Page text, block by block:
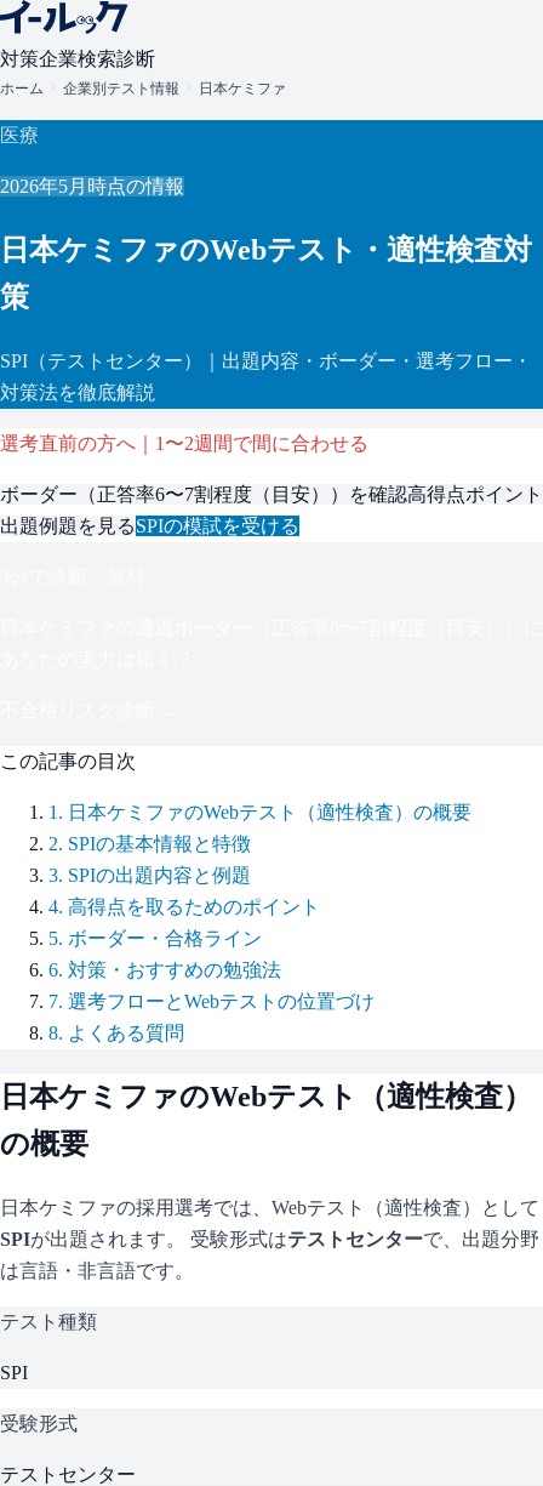
対策企業検索診断
ホーム 企業別テスト情報 日本ケミファ
医療
2026年5月 時点の情報
日本ケミファのWebテスト・適性検査対
策
SPI （テストセンター）
｜出題内容・ボーダー・選考フロー・
対策法を徹底解説
選考直前の方へ｜1〜2週間で間に合わせる
ボーダー（正答率6〜7割程度（目安） ）を確認高得点ポイント
出題例題を見るSPIの模試を受ける
この記事の目次
1 . 日本ケミファのWebテスト（適性検査）の概要
2. SPIの基本情報と特徴
3. SPIの出題内容と例題
4. 高得点を取るためのポイント
5. ボーダー・合格ライン
6. 対策・おすすめの勉強法
7. 選考フローとWebテストの位置づけ
8. よくある質問
日本ケミファのWebテスト（適性検査）
の概要
日本ケミファの採用選考では、Webテスト（適性検査）として
SPIが出題されます。 受験形式はテストセンターで、 出題分野
は言語・非言語です。
テスト種類
SPI
受験形式
テストセンター